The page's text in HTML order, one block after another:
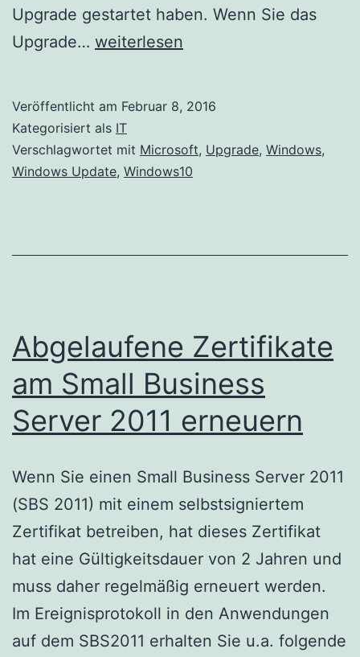
Upgrade gestartet haben. Wenn Sie das
Upgrade… Upgrade
Windows
10
deaktivieren
weiterlesen
Veröffentlicht am Februar 8, 2016
Kategorisiert als IT
Verschlagwortet mit Microsoft, Upgrade, Windows,
Windows Update, Windows10
Abgelaufene Zertifikate
am Small Business
Server 2011 erneuern
Wenn Sie einen Small Business Server 2011
(SBS 2011) mit einem selbstsigniertem
Zertifikat betreiben, hat dieses Zertifikat
hat eine Gültigkeitsdauer von 2 Jahren und
muss daher regelmäßig erneuert werden.
Im Ereignisprotokoll in den Anwendungen
auf dem SBS2011 erhalten Sie u.a. folgende